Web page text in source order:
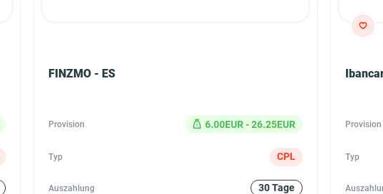
FINZMO - ES
Provision 6.00EUR - 26.25EUR
Typ CPL
Auszahlung 30 Tage
Provision
Typ